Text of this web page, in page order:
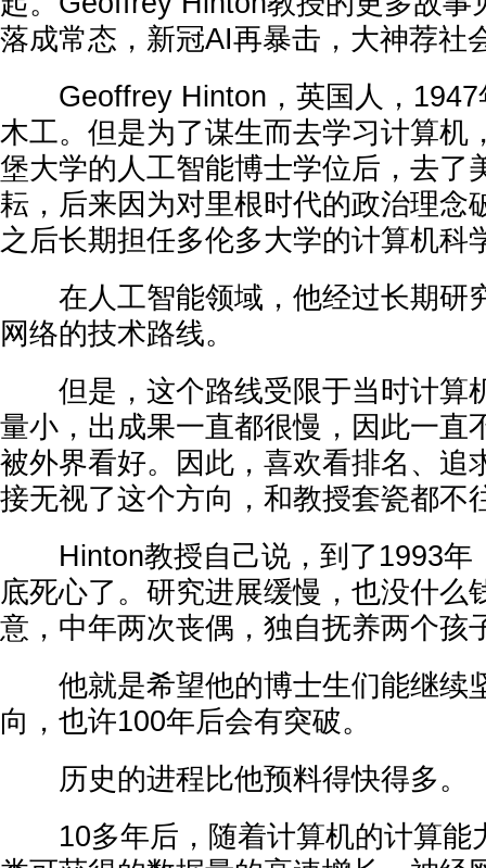
落成常态，新冠AI再暴击，大神荐社
Geoffrey Hinton，英国人，1947
木工。但是为了谋生而去学习计算机
堡大学的人工智能博士学位后，去了
耘，后来因为对里根时代的政治理念
之后长期担任多伦多大学的计算机科
在人工智能领域，他经过长期研
网络的技术路线。
但是，这个路线受限于当时计算
量小，出成果一直都很慢，因此一直
被外界看好。因此，喜欢看排名、追
接无视了这个方向，和教授套瓷都不
Hinton教授自己说，到了1993年
底死心了。研究进展缓慢，也没什么
意，中年两次丧偶，独自抚养两个孩
他就是希望他的博士生们能继续
向，也许100年后会有突破。
历史的进程比他预料得快得多。
10多年后，随着计算机的计算能